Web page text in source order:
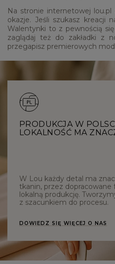
Na stronie internetowej
okazje. Jeśli szukasz kreacji
Walentynki to z pewnością
zaglądaj też do zakładki z
przegapisz premierowych
PRODUKCJA W
LOKALNOŚĆ MA
W Lou każdy detal ma
tkanin, przez dopracowane
lokalną produkcję.
z szacunkiem do procesu.
DOWIEDZ SIĘ WIĘCEJ O NAS